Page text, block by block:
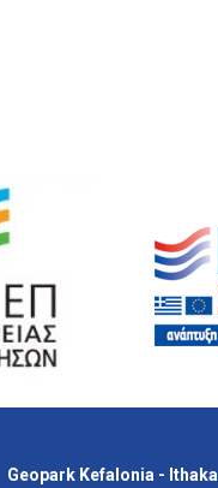
Geopark Kefalonia - Ithaka